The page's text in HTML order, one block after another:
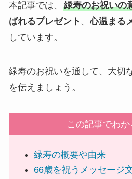
祝電を選ぶ
プリザーブドフラワー
カード型メッセージ
本記事では、 緑寿のお祝いの
ばれるプレゼント 、心温まる
しています。
緑寿のお祝いを通して、大切
を伝えましょう。
この記事でわか
緑寿の概要や由来
66歳を祝うメッセージ